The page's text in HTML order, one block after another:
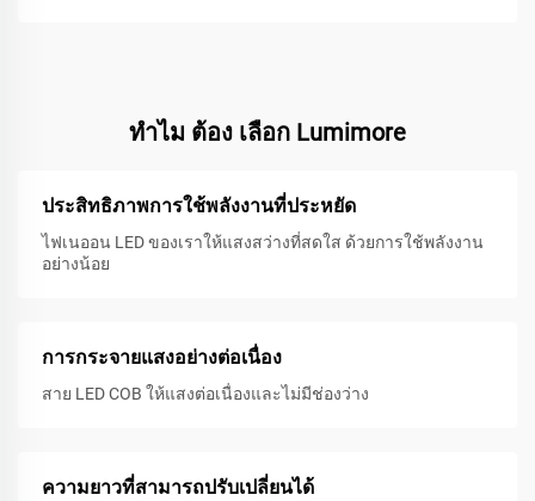
ทําไม ต้อง เลือก Lumimore
ประสิทธิภาพการใช้พลังงานที่ประหยัด
ไฟเนออน LED ของเราให้แสงสว่างที่สดใส ด้วยการใช้พลังงาน
อย่างน้อย
การกระจายแสงอย่างต่อเนื่อง
สาย LED COB ให้แสงต่อเนื่องและไม่มีช่องว่าง
ความยาวที่สามารถปรับเปลี่ยนได้